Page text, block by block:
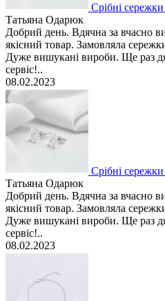
Срібні
Татьяна Одарюк
Добрий день. Вдячна за вчасно
якісний товар. Замовляла
Дуже вишукані вироби. Ще раз
сервіс!..
08.02.2023
Срібні
Татьяна Одарюк
Добрий день. Вдячна за вчасно
якісний товар. Замовляла
Дуже вишукані вироби. Ще раз
сервіс!..
08.02.2023